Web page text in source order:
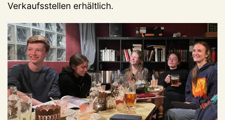
Verkaufsstellen erhältlich.